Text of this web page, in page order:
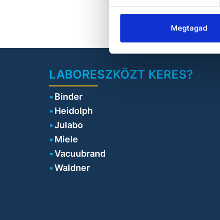
Megtagad
•
LABORESZKÖZT KERES?
Binder
Heidolph
Julabo
Miele
Vacuubrand
Waldner